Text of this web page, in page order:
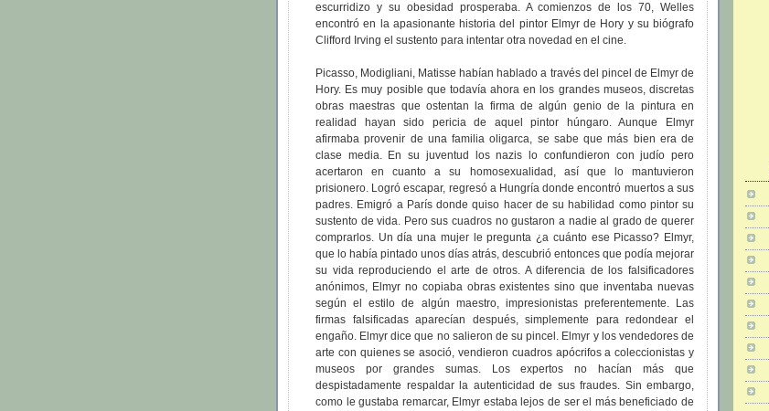
escurridizo y su obesidad prosperaba. A comienzos de los 70, Welles
encontró en la apasionante historia del pintor Elmyr de Hory y su biógrafo
Clifford Irving el sustento para intentar otra novedad en el cine.
Picasso, Modigliani, Matisse habían hablado a través del pincel de Elmyr de
Hory. Es muy posible que todavía ahora en los grandes museos, discretas
obras maestras que ostentan la firma de algún genio de la pintura en
realidad hayan sido pericia de aquel pintor húngaro. Aunque Elmyr
afirmaba provenir de una familia oligarca, se sabe que más bien era de
clase media. En su juventud los nazis lo confundieron con judío pero
acertaron en cuanto a su homosexualidad, así que lo mantuvieron
prisionero. Logró escapar, regresó a Hungría donde encontró muertos a sus
padres. Emigró a París donde quiso hacer de su habilidad como pintor su
sustento de vida. Pero sus cuadros no gustaron a nadie al grado de querer
comprarlos. Un día una mujer le pregunta ¿a cuánto ese Picasso? Elmyr,
que lo había pintado unos días atrás, descubrió entonces que podía mejorar
su vida reproduciendo el arte de otros. A diferencia de los falsificadores
anónimos, Elmyr no copiaba obras existentes sino que inventaba nuevas
según el estilo de algún maestro, impresionistas preferentemente. Las
firmas falsificadas aparecían después, simplemente para redondear el
engaño. Elmyr dice que no salieron de su pincel. Elmyr y los vendedores de
arte con quienes se asoció, vendieron cuadros apócrifos a coleccionistas y
museos por grandes sumas. Los expertos no hacían más que
despistadamente respaldar la autenticidad de sus fraudes. Sin embargo,
como le gustaba remarcar, Elmyr estaba lejos de ser el más beneficiado de